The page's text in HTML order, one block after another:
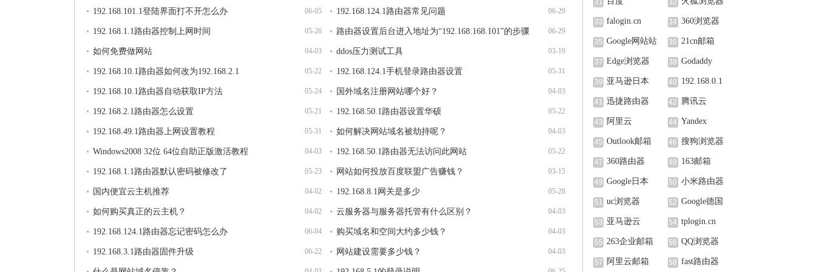
06-05
192.168.101.1登陆界面打不开怎么办 06-29
192.168.124.1路由器常见问题
05-26
192.168.1.1路由器控制上网时间 06-29
路由器设置后台进入地址为“192.168.168.101”的步骤
04-03
如何免费做网站 03-19
ddos压力测试工具
05-22
192.168.10.1路由器如何改为192.168.2.1 05-31
192.168.124.1手机登录路由器设置
05-24
192.168.10.1路由器自动获取IP方法 04-03
国外域名注册网站哪个好？
05-21
192.168.2.1路由器怎么设置 05-22
192.168.50.1路由器设置华硕
05-31
192.168.49.1路由器上网设置教程 04-03
如何解决网站域名被劫持呢？
04-03
Windows2008 32位 64位自助正版激活教程 05-22
192.168.50.1路由器无法访问此网站
05-23
192.168.1.1路由器默认密码被修改了 03-15
网站如何投放百度联盟广告赚钱？
04-02
国内便宜云主机推荐 05-28
192.168.8.1网关是多少
04-02
如何购买真正的云主机？ 04-03
云服务器与服务器托管有什么区别？
06-04
192.168.124.1路由器忘记密码怎么办 04-03
购买域名和空间大约多少钱？
06-22
192.168.3.1路由器固件升级 04-03
网站建设需要多少钱？
31 32
33 falogin.cn 34 360浏览器
35 Google网站站
长中心
36 21cn邮箱
37 Edge浏览器 38 Godaddy
39 亚马逊日本 40 192.168.0.1
41 迅捷路由器 42 腾讯云
43 阿里云 44 Yandex
45 Outlook邮箱 46 搜狗浏览器
47 360路由器 48 163邮箱
49 Google日本 50 小米路由器
51 uc浏览器 52 Google德国
53 亚马逊云 54 tplogin.cn
55 263企业邮箱 56 QQ浏览器
57 阿里云邮箱 58 fast路由器